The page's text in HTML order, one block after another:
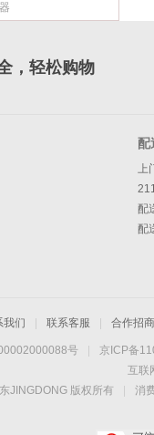
，轻松购物
配
上
配
配
我们 联系客服 合作招商
号 京ICP备
互联
JINGDONG 版权所有 消